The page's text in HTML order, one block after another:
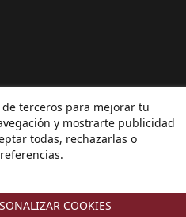
terceros para mejorar tu
y mostrarte publicidad
todas, rechazarlas o
COOKIES
Política de cookies-Política de